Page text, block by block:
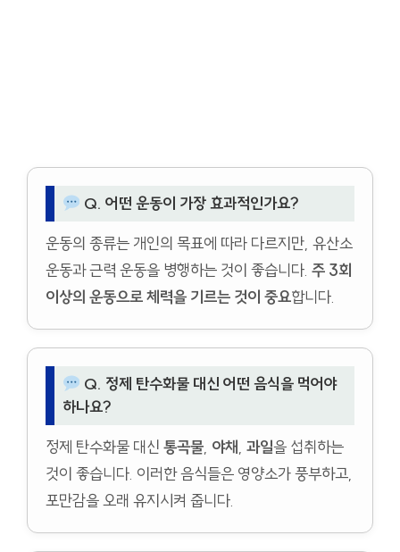
Q. 어떤 운동이 가장 효과적인가요?
운동의 종류는 개인의 목표에 따라 다르지만, 유산소
운동과 근력 운동을 병행하는 것이 좋습니다. 주 3회
이상의 운동으로 체력을 기르는 것이 중요합니다.
Q. 정제 탄수화물 대신 어떤 음식을 먹어야
하나요?
정제 탄수화물 대신 통곡물, 야채, 과일을 섭취하는
것이 좋습니다. 이러한 음식들은 영양소가 풍부하고,
포만감을 오래 유지시켜 줍니다.